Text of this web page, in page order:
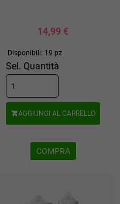
14,99 €
Disponibili: 19 pz
Sel. Quantità
AGGIUNGI AL CARRELLO
COMPRA